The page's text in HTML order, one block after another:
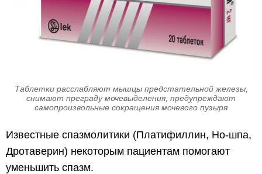
Таблетки расслабляют мышцы предстательной железы,
снимают преграду мочевыделения, предупреждают
самопроизвольные сокращения мочевого пузыря
Известные спазмолитики (Платифиллин, Но-шпа,
Дротаверин) некоторым пациентам помогают
уменьшить спазм.